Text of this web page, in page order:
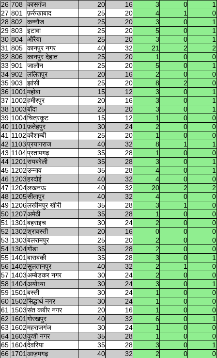
26 708 कासगंज 20 16 3 0
1
27 801 फ़र्रुखाबाद 25 20 4 1
0
28 802 कन्नौज 25 20 3 0
1
29 803 इटावा 25 20 5 0
1
30 804 औरैया 25 20 3 0
1
31 805 कानपुर नगर 40 32 21 2
2
32 806 कानपुर देहात 25 20 1 0
0
33 901 जालौन 25 20 5 0
1
34 902 ललितपुर 20 16 2 0
0
35 903 झांसी 25 20 8 2
0
36 1001 महोबा 15 12 3 0
1
37 1002हमीरपुर 20 16 3 0
1
38 1003बाँदा 25 20 3 0
1
39 1004चित्रकूट 15 12 1 0
0
40 1101 फ़तेहपुर 30 24 2 0
0
41 1102कौशाम्बी 25 20 1 0
0
42 1103प्रयागराज 40 32 8 1
1
43 1104प्रतापगढ़ 35 28 1 0
0
44 1201 रायबरेली 35 28 3 0
1
45 1202उन्नाव 35 28 4 0
1
46 1203हरदोई 40 32 4 0
0
47 1204लखनऊ 40 32 20 2
2
48 1205सीतापुर 40 32 4 0
0
49 1206लखीमपुर खीरी 35 28 3 1
0
50 1207अमेठी 35 28 1 0
0
51 1301 बहराइच 30 24 2 0
0
52 1302श्रावस्ती 20 16 0 0
0
53 1303बलरामपुर 25 20 2 0
0
54 1304गोंडा 35 28 2 0
0
55 1401 बाराबंकी 35 28 3 0
1
56 1402सुलतानपुर 40 32 2 1
0
57 1403अम्बेडकर नगर 30 24 2 0
0
58 1404अयोध्या 30 24 3 0
1
59 1501 बस्ती 30 24 1 0
0
60 1502सिद्धार्थ नगर 30 24 1 0
0
61 1503संत कबीर नगर 20 16 1 0
0
62 1601 गोरखपुर 40 32 6 0
1
63 1602महराजगंज 30 24 1 0
0
64 1603कुशी नगर 35 28 1 0
0
65 1604देवरिया 35 28 3 0
1
66 1701 आज़मगढ़ 40 32 2 0
0